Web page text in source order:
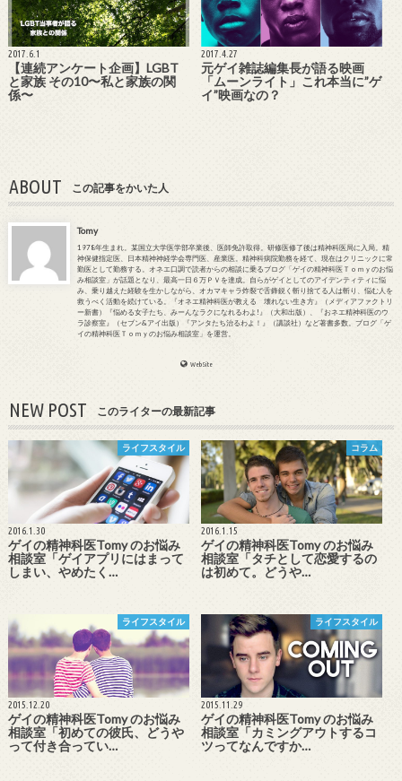
2017.6.1
【連続アンケート企画】LGBT
と家族 その10〜私と家族の関
係〜
2017.4.27
元ゲイ雑誌編集長が語る映画
「ムーンライト」これ本当に”ゲ
イ”映画なの？
ABOUT この記事をかいた人
Tomy
1978年生まれ。某国立大学医学部卒業後、医師免許取得。研修医修了後は精神科医局に入局。精
神保健指定医、日本精神神経学会専門医、産業医。精神科病院勤務を経て、現在はクリニックに常
勤医として勤務する。オネエ口調で読者からの相談に乗るブログ「ゲイの精神科医Ｔｏｍｙのお悩
み相談室」が話題となり、最高一日６万ＰＶを達成。自らがゲイとしてのアイデンティティに悩
み、乗り越えた経験を生かしながら、オカマキャラ炸裂で舌鋒鋭く斬り捨てる人は斬り、悩む人を
救うべく活動を続けている。『オネエ精神科医が教える 壊れない生き方』（メディアファクトリ
ー新書）『悩める女子たち、みーんなラクになれるわよ!』（大和出版）、『おネエ精神科医のウ
ラ診察室』（セブン&アイ出版）『アンタたち治るわよ！』（講談社）など著書多数。ブログ「ゲ
イの精神科医Ｔｏｍｙのお悩み相談室」を運営。
WebSite
NEW POST このライターの最新記事
ライフスタイル
2016.1.30
ゲイの精神科医Tomy のお悩み
相談室「ゲイアプリにはまって
しまい、やめたく…
コラム
2016.1.15
ゲイの精神科医Tomy のお悩み
相談室「タチとして恋愛するの
は初めて。どうや…
ライフスタイル
2015.12.20
ゲイの精神科医Tomy のお悩み
相談室「初めての彼氏、どうや
って付き合ってい…
ライフスタイル
2015.11.29
ゲイの精神科医Tomy のお悩み
相談室「カミングアウトするコ
ツってなんですか…